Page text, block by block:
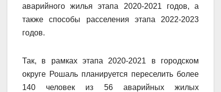
аварийного жилья этапа 2020-2021 годов, а
также способы расселения этапа 2022-2023
годов.
Так, в рамках этапа 2020-2021 в городском
округе Рошаль планируется переселить более
140 человек из 56 аварийных жилых